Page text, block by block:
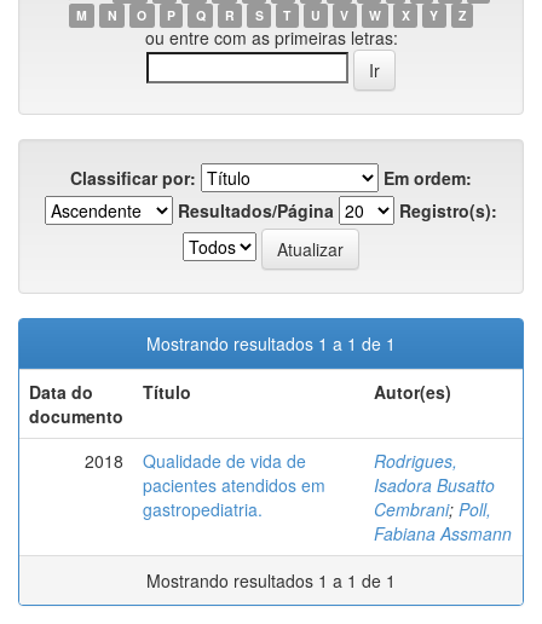
M
N O P Q R S T U V W X Y Z
ou entre com as primeiras letras:
Classificar por:
Em ordem:
Resultados/Página
Registro(s):
Mostrando resultados 1 a 1 de 1
Data do
documento
Título Autor(es)
2018
Qualidade de vida de
pacientes atendidos em
gastropediatria.
Rodrigues,
Isadora Busatto
Cembrani; Poll,
Fabiana Assmann
Mostrando resultados 1 a 1 de 1